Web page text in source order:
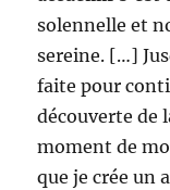
solennelle et
sereine. […]
faite pour
découverte de
moment de
que je crée un